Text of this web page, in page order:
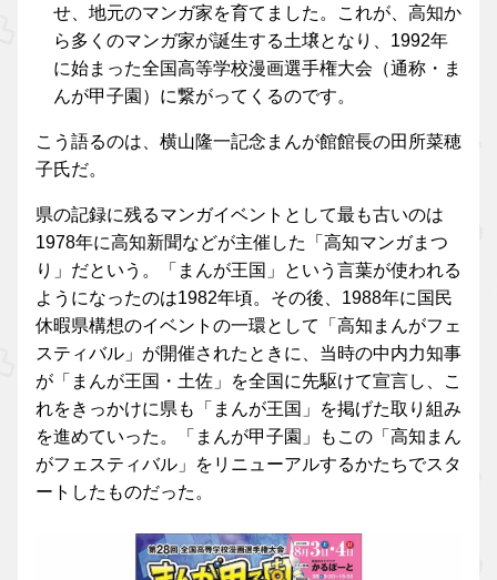
せ、地元のマンガ家を育てました。これが、高知か
ら多くのマンガ家が誕生する土壌となり、1992年
に始まった全国高等学校漫画選手権大会（通称・ま
んが甲子園）に繋がってくるのです。
こう語るのは、横山隆一記念まんが館館長の田所菜穂
子氏だ。
県の記録に残るマンガイベントとして最も古いのは
1978年に高知新聞などが主催した「高知マンガまつ
り」だという。「まんが王国」という言葉が使われる
ようになったのは1982年頃。その後、1988年に国民
休暇県構想のイベントの一環として「高知まんがフェ
スティバル」が開催されたときに、当時の中内力知事
が「まんが王国・土佐」を全国に先駆けて宣言し、こ
れをきっかけに県も「まんが王国」を掲げた取り組み
を進めていった。「まんが甲子園」もこの「高知まん
がフェスティバル」をリニューアルするかたちでスタ
ートしたものだった。